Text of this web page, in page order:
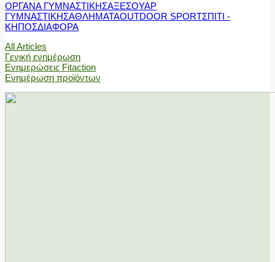
ΟΡΓΑΝΑ ΓΥΜΝΑΣΤΙΚΗΣΑΞΕΣΟΥΑΡ
ΓΥΜΝΑΣΤΙΚΗΣΑΘΛΗΜΑΤΑOUTDOOR SPORTΣΠΙΤΙ -
ΚΗΠΟΣΔΙΑΦΟΡΑ
All Articles
Γενική ενημέρωση
Ενημερώσεις Fitaction
Ενημέρωση προϊόντων